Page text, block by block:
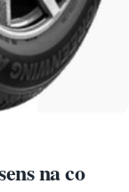
na co